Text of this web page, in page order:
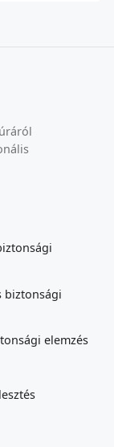
biztonsági
elemzés